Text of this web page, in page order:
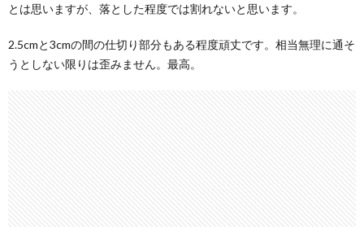
とは思いますが、落とした程度では割れないと思います。
2.5cmと3cmの間の仕切り部分もある程度頑丈です。相当無理に通そ
うとしない限りは歪みません。最高。